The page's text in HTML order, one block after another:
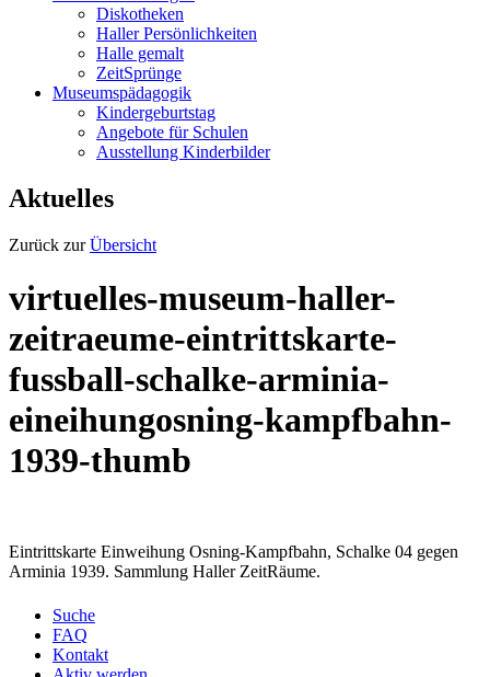
Diskotheken
Haller Persönlichkeiten
Halle gemalt
ZeitSprünge
Museumspädagogik
Kindergeburtstag
Angebote für Schulen
Ausstellung Kinderbilder
Aktuelles
Zurück zurÜbersicht
virtuelles-museum-haller-
zeitraeume-eintrittskarte-
fussball-schalke-arminia-
eineihungosning-kampfbahn-
1939-thumb
Eintrittskarte Einweihung Osning-Kampfbahn, Schalke 04 gegen
Arminia 1939. Sammlung Haller ZeitRäume.
Suche
FAQ
Kontakt